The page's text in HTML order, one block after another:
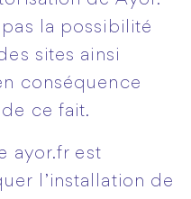
pas la possibilité
sites ainsi
conséquence
ce fait.
ayor.fr est
l’installation de